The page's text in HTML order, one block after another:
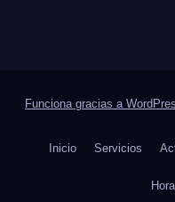
Funciona gracias a
Inicio Servicios